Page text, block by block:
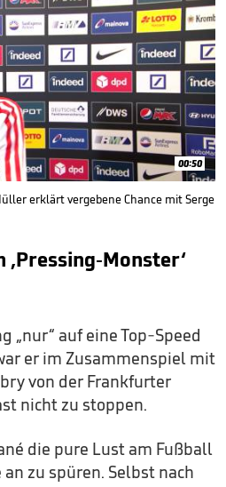
00:50
erklärt vergebene Chance mit Serge
‚Pressing-Monster‘
„nur“ auf eine Top-Speed
er im Zusammenspiel mit
von der Frankfurter
nicht zu stoppen.
die pure Lust am Fußball
zu spüren. Selbst nach